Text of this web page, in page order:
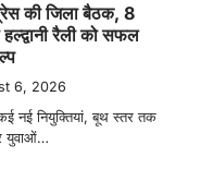
शिविर: 954 लोगों ने
शिकायतों का मौके
5, 2026
पखवाड़ा शिविर में 954 लोगों
अंशुल सिंह…